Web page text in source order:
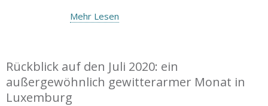
Mehr Lesen
Rückblick auf den Juli 2020: ein
außergewöhnlich gewitterarmer Monat in
Luxemburg